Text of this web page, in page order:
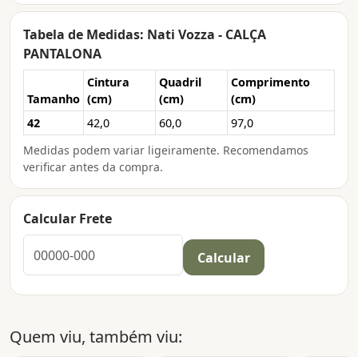
Tabela de Medidas: Nati Vozza - CALÇA
PANTALONA
Tamanho
Cintura
(cm)
Quadril
(cm)
Comprimento
(cm)
42
42,0 60,0
97,0
Medidas podem variar ligeiramente. Recomendamos
verificar antes da compra.
Calcular Frete
Calcular
Quem viu, também viu: